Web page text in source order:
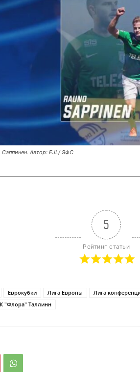
Автор: EJL/ ЭФС
5
Рейтинг статьи
Еврокубки Лига Европы Лига
"Флора" Таллинн